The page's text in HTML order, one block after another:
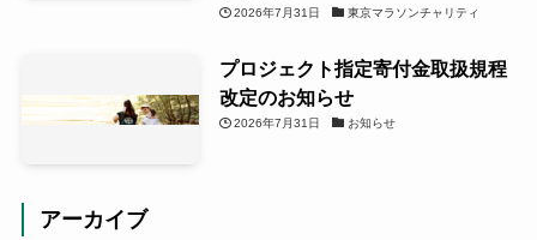
2026年7月31日 東京マラソンチャリティ
プロジェクト指定寄付金取扱規程
改定のお知らせ
2026年7月31日 お知らせ
アーカイブ